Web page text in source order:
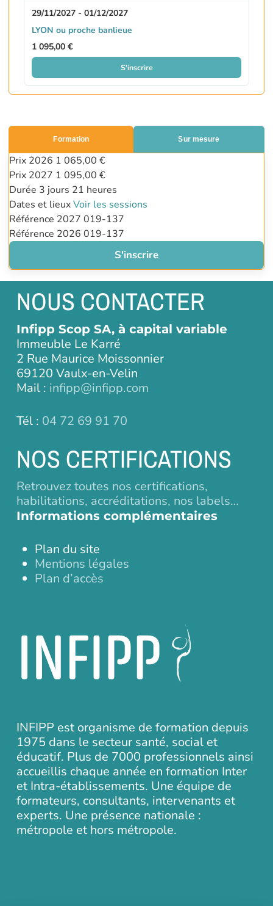
29/11/2027 - 01/12/2027
LYON ou proche banlieue
1 095,00 €
S'inscrire
Formation Sur mesure
Prix 2026 1 065,00 €
Prix 2027 1 095,00 €
Durée 3 jours 21 heures
Dates et lieuxVoir les sessions
Référence 2027 019-137
Référence 2026 019-137
S'inscrire
NOUS CONTACTER
Infipp Scop SA, à capital variable
Immeuble Le Karré
2 Rue Maurice Moissonnier
69120 Vaulx-en-Velin
Mail : infipp@infipp.com
Tél : 04 72 69 91 70
NOS CERTIFICATIONS
Retrouvez toutes nos certifications,
habilitations, accréditations, nos labels…
Informations complémentaires
Plan du site
Mentions légales
Plan d’accès
INFIPP est organisme de formation depuis
1975 dans le secteur santé, social et
éducatif. Plus de 7000 professionnels ainsi
accueillis chaque année en formation Inter
et Intra-établissements. Une équipe de
formateurs, consultants, intervenants et
experts. Une présence nationale :
métropole et hors métropole.